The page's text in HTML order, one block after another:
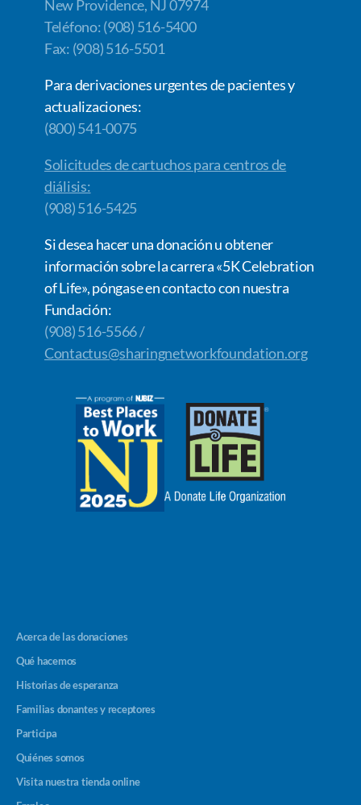
New Providence, NJ 07974
Teléfono: (908) 516-5400
Fax: (908) 516-5501
Para derivaciones urgentes de pacientes y
actualizaciones:
(800) 541-0075
Solicitudes de cartuchos para centros de
diálisis:
(908) 516-5425
Si desea hacer una donación u obtener
información sobre la carrera «5K Celebration
of Life», póngase en contacto con nuestra
Fundación:
(908) 516-5566 /
Contactus@sharingnetworkfoundation.org
Acerca de las donaciones
Qué hacemos
Historias de esperanza
Familias donantes y receptores
Participa
Quiénes somos
Visita nuestra tienda online